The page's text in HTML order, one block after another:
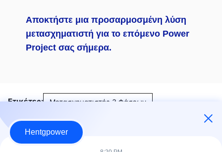
Αποκτήστε μια προσαρμοσμένη λύση
μετασχηματιστή για το επόμενο Power
Project σας σήμερα.
Ετικέτες: Μετασχηματιστής 3 Φάσεων
Μετασχηματιστές τριών φάσεων
με επένδυση σε στύλο
Hentgpower